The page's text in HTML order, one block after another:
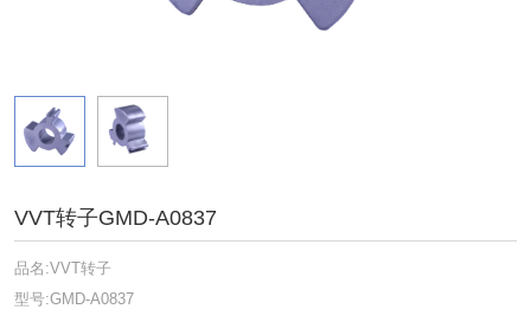
VVT转子GMD-A0837
品名:VVT转子
型号:GMD-A0837